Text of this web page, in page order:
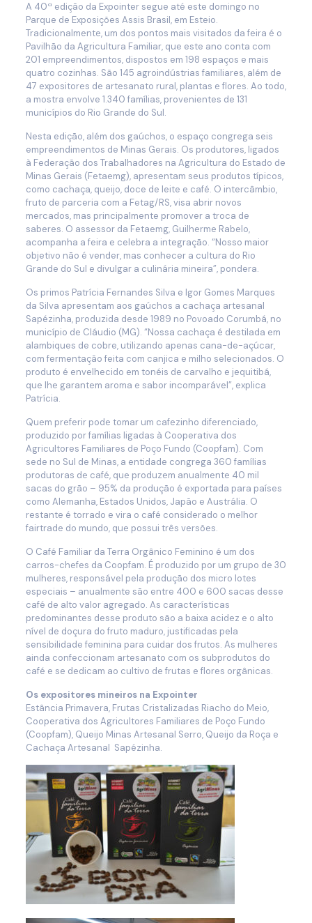
A 40ª edição da Expointer segue até este domingo no
Parque de Exposições Assis Brasil, em Esteio.
Tradicionalmente, um dos pontos mais visitados da feira é o
Pavilhão da Agricultura Familiar, que este ano conta com
201 empreendimentos, dispostos em 198 espaços e mais
quatro cozinhas. São 145 agroindústrias familiares, além de
47 expositores de artesanato rural, plantas e flores. Ao todo,
a mostra envolve 1.340 famílias, provenientes de 131
municípios do Rio Grande do Sul.
Nesta edição, além dos gaúchos, o espaço congrega seis
empreendimentos de Minas Gerais. Os produtores, ligados
à Federação dos Trabalhadores na Agricultura do Estado de
Minas Gerais (Fetaemg), apresentam seus produtos típicos,
como cachaça, queijo, doce de leite e café. O intercâmbio,
fruto de parceria com a Fetag/RS, visa abrir novos
mercados, mas principalmente promover a troca de
saberes. O assessor da Fetaemg, Guilherme Rabelo,
acompanha a feira e celebra a integração. “Nosso maior
objetivo não é vender, mas conhecer a cultura do Rio
Grande do Sul e divulgar a culinária mineira”, pondera.
Os primos Patrícia Fernandes Silva e Igor Gomes Marques
da Silva apresentam aos gaúchos a cachaça artesanal
Sapézinha, produzida desde 1989 no Povoado Corumbá, no
município de Cláudio (MG). “Nossa cachaça é destilada em
alambiques de cobre, utilizando apenas cana-de-açúcar,
com fermentação feita com canjica e milho selecionados. O
produto é envelhecido em tonéis de carvalho e jequitibá,
que lhe garantem aroma e sabor incomparável”, explica
Patrícia.
Quem preferir pode tomar um cafezinho diferenciado,
produzido por famílias ligadas à Cooperativa dos
Agricultores Familiares de Poço Fundo (Coopfam). Com
sede no Sul de Minas, a entidade congrega 360 famílias
produtoras de café, que produzem anualmente 40 mil
sacas do grão – 95% da produção é exportada para países
como Alemanha, Estados Unidos, Japão e Austrália. O
restante é torrado e vira o café considerado o melhor
fairtrade do mundo, que possui três versões.
O Café Familiar da Terra Orgânico Feminino é um dos
carros-chefes da Coopfam. É produzido por um grupo de 30
mulheres, responsável pela produção dos micro lotes
especiais – anualmente são entre 400 e 600 sacas desse
café de alto valor agregado. As características
predominantes desse produto são a baixa acidez e o alto
nível de doçura do fruto maduro, justificadas pela
sensibilidade feminina para cuidar dos frutos. As mulheres
ainda confeccionam artesanato com os subprodutos do
café e se dedicam ao cultivo de frutas e flores orgânicas.
Os expositores mineiros na Expointer
Estância Primavera, Frutas Cristalizadas Riacho do Meio,
Cooperativa dos Agricultores Familiares de Poço Fundo
(Coopfam), Queijo Minas Artesanal Serro, Queijo da Roça e
Cachaça Artesanal Sapézinha.